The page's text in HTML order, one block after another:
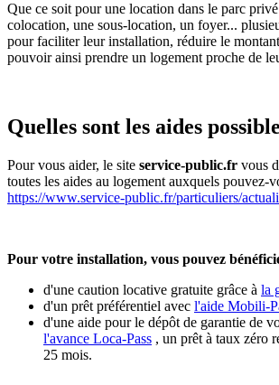
Que ce soit pour une location dans le parc
colocation, une sous-location, un foyer...
pour faciliter leur installation, réduire le
pouvoir ainsi prendre un logement proche de
Quelles sont les aides
Pour vous aider, le site service-public.fr vous
toutes les aides au logement auxquels pouvez-
https://www.service-public.fr/particuliers/
Pour votre installation, vous pouvez
d'une caution locative gratuite grâce à la
d'un prêt préférentiel avec l'aide Mobili-
d'une aide pour le dépôt de garantie de
l'avance Loca-Pass , un prêt à taux zéro
25 mois.